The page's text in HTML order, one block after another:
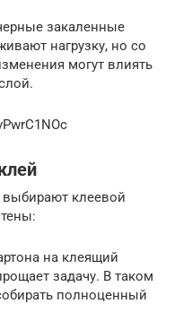
закаленные
нагрузку, но со
могут влиять
выбирают клеевой
на клеящий
задачу. В таком
полноценный